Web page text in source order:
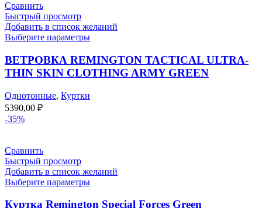
Сравнить
Быстрый просмотр
Добавить в список желаний
Выберите параметры
ВЕТРОВКА REMINGTON TACTICAL ULTRA-
THIN SKIN CLOTHING ARMY GREEN
Однотонные, Куртки
5390,00 ₽
-35%
Сравнить
Быстрый просмотр
Добавить в список желаний
Выберите параметры
Куртка Remington Special Forces Green